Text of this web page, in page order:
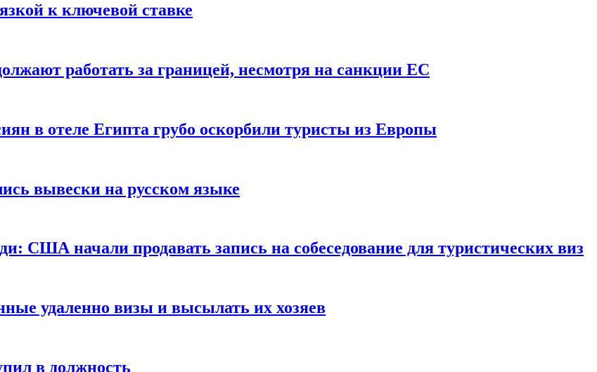
к ключевой ставке
работать за границей, несмотря на санкции ЕС
в отеле Египта грубо оскорбили туристы из Европы
вывески на русском языке
США начали продавать запись на собеседование для туристических виз
удаленно визы и высылать их хозяев
в должность